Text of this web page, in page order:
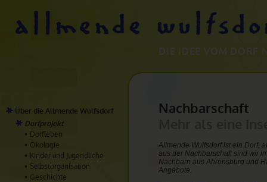
DIE IDEE VOM DORF
Über die Allmende Wulfsdorf
Dorfprojekt
Dorfleben
Ökologie
Kinder und Jugendliche
Selbstorganisation
Geschichte
Nachbarschaft
Allmende Wulfsdorf ist ein Dorf,
aus der Nachbarschaft sind wir
Nachbarn aus Ahrensburg und
Angebote.